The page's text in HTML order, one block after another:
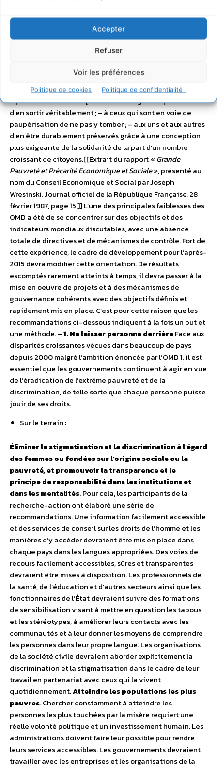
Accepter
Refuser
Voir les préférences
Politique de cookies Politique de confidentialité
joindre leurs efforts et leurs connaissances afin de
combattre ensemble la pauvreté et le changement
climatique. Dans des sociétés en perpétuel changement,
l’éradication de l’extrême pauvreté doit être menée en
l’indispensable transition vers une économie plus
écologique. Seraient alors réunies les conditions propres
à permettre : – à ceux qui sont dans la grande pauvreté
d’en sortir véritablement ; – à ceux qui sont en voie de
paupérisation de ne pas y tomber ; – aux uns et aux autres
d’en être durablement préservés grâce à une conception
plus exigeante de la solidarité de la part d’un nombre
croissant de citoyens.[[Extrait du rapport « Grande
Pauvreté et Précarité Economique et Sociale», présenté au
nom du Conseil Economique et Social par Joseph
Wresinski, Journal officiel de la République Française, 28
février 1987, page 15.]] L’une des principales faiblesses des
OMD a été de se concentrer sur des objectifs et des
indicateurs mondiaux discutables, avec une absence
totale de directives et de mécanismes de contrôle. Fort de
cette expérience, le cadre de développement pour l’après-
2015 devra modifier cette orientation. De résultats
escomptés rarement atteints à temps, il devra passer à la
mise en oeuvre de projets et à des mécanismes de
gouvernance cohérents avec des objectifs définis et
rapidement mis en place. C’est pour cette raison que les
recommandations ci-dessous indiquent à la fois un but et
une méthode. –1. Ne laisser personne derrièreFace aux
disparités croissantes vécues dans beaucoup de pays
depuis 2000 malgré l’ambition énoncée par l’OMD 1, il est
essentiel que les gouvernements continuent à agir en vue
de l’éradication de l’extrême pauvreté et de la
discrimination, de telle sorte que chaque personne puisse
jouir de ses droits.
Sur le terrain :
Éliminer la stigmatisation et la discrimination à l’égard
des femmes ou fondées sur l’origine sociale ou la
pauvreté, et promouvoir la transparence et le
principe de responsabilité dans les institutions et
dans les mentalités. Pour cela, les participants de la
recherche-action ont élaboré une série de
recommandations. Une information facilement accessible
et des services de conseil sur les droits de l’homme et les
manières d’y accéder devraient être mis en place dans
chaque pays dans les langues appropriées. Des voies de
recours facilement accessibles, sûres et transparentes
devraient être mises à disposition. Les professionnels de
la santé, de l’éducation et d’autres secteurs ainsi que les
fonctionnaires de l’État devraient suivre des formations
de sensibilisation visant à mettre en question les tabous
et les stéréotypes, à améliorer leurs contacts avec les
communautés et à leur donner les moyens de comprendre
les personnes dans leur propre langue. Les organisations
de la société civile devraient aborder explicitement la
discrimination et la stigmatisation dans le cadre de leur
travail en partenariat avec ceux qui la vivent
quotidiennement.Atteindre les populations les plus
pauvres. Chercher constamment à atteindre les
personnes les plus touchées par la misère requiert une
réelle volonté politique et un investissement humain. Les
administrations doivent faire leur possible pour rendre
leurs services accessibles. Les gouvernements devraient
travailler avec les entreprises et les organisations de la